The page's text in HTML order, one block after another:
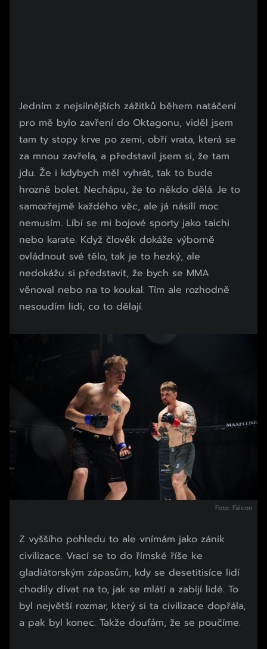
Jedním z nejsilnějších zážitků během natáčení
pro mě bylo zavření do Oktagonu, viděl jsem
tam ty stopy krve po zemi, obří vrata, která se
za mnou zavřela, a představil jsem si, že tam
jdu. Že i kdybych měl vyhrát, tak to bude
hrozně bolet. Nechápu, že to někdo dělá. Je to
samozřejmě každého věc, ale já násilí moc
nemusím. Líbí se mi bojové sporty jako taichi
nebo karate. Když člověk dokáže výborně
ovládnout své tělo, tak je to hezký, ale
nedokážu si představit, že bych se MMA
věnoval nebo na to koukal. Tím ale rozhodně
nesoudím lidi, co to dělají.
Foto: Falcon
Z vyššího pohledu to ale vnímám jako zánik
civilizace. Vrací se to do římské říše ke
gladiátorským zápasům, kdy se desetitisíce lidí
chodily dívat na to, jak se mlátí a zabíjí lidé. To
byl největší rozmar, který si ta civilizace dopřála,
a pak byl konec. Takže doufám, že se poučíme.